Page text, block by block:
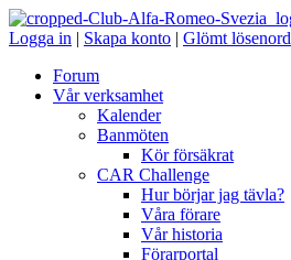
Logga in | Skapa konto | Glömt lösenord
Forum
Vår verksamhet
Kalender
Banmöten
Kör försäkrat
CAR Challenge
Hur börjar jag tävla?
Våra förare
Vår historia
Förarportal